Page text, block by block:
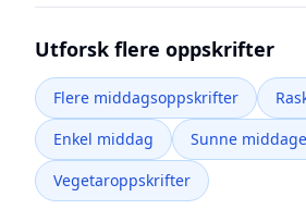
Utforsk flere oppskrifter
Flere middagsoppskrifter
Enkel middag
Sunne
Vegetaroppskrifter